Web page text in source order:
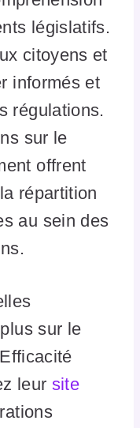
législatifs.
citoyens et
informés et
régulations.
sur le
offrent
répartition
au sein des
sur le
leur site